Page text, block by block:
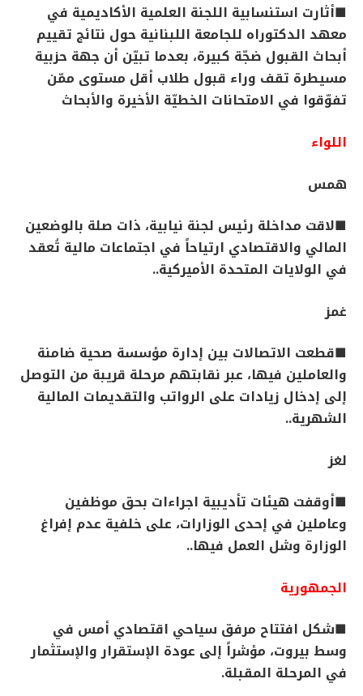
■أثارت استنسابية اللجنة العلمية الأكاديمية في
معهد الدكتوراه للجامعة اللبنانية حول نتائج تقييم
أبحاث القبول ضجّة كبيرة، بعدما تبيّن أن جهة حزبية
مسيطرة تقف وراء قبول طلاب أقل مستوى ممّن
تفوّقوا في الامتحانات الخطيّة الأخيرة والأبحاث
اللواء
همس
■لاقت مداخلة رئيس لجنة نيابية، ذات صلة بالوضعين
المالي والاقتصادي ارتياحاً في اجتماعات مالية تُعقد
في الولايات المتحدة الأميركية..
غمز
■قطعت الاتصالات بين إدارة مؤسسة صحية ضامنة
والعاملين فيها، عبر نقابتهم مرحلة قريبة من التوصل
إلى إدخال زيادات على الرواتب والتقديمات المالية
الشهرية..
لغز
■أوقفت هيئات تأديبية اجراءات بحق موظفين
وعاملين في إحدى الوزارات، على خلفية عدم إفراغ
الوزارة وشل العمل فيها..
الجمهورية
■شكل افتتاح مرفق سياحي اقتصادي أمس في
وسط بيروت، مؤشراً إلى عودة الإستقرار والإستثمار
في المرحلة المقبلة.